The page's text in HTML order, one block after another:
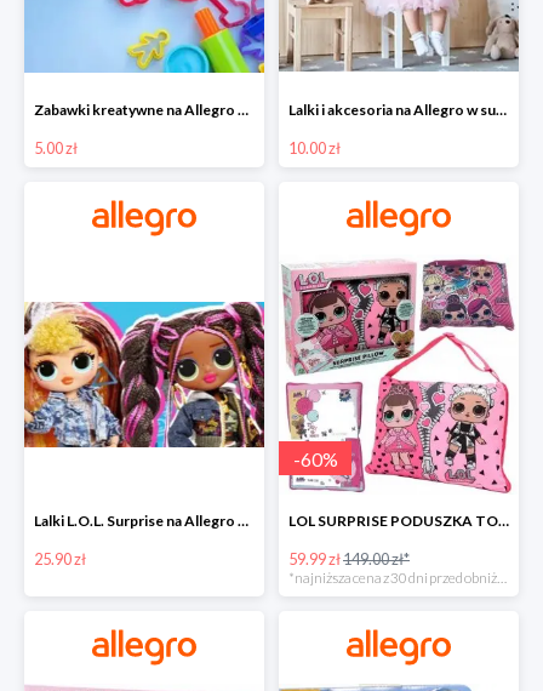
Zabawki kreatywne na Allegro w super cenach od 5 zł
5.00 zł
Lalki i akcesoria na Allegro w super cenach od 10 zł
10.00 zł
Lalki L.O.L. Surprise na Allegro w super cenach od 25,90 zł
25.90 zł
-60%
LOL SURPRISE PODUSZKA TOREBKA SEKRETNY SCHOWEK MP3 -59%
59.99 zł149.00 zł*
*najniższa cena z 30 dni przed obniżką